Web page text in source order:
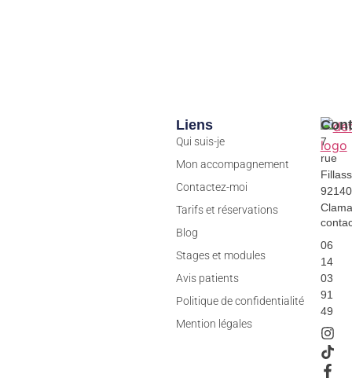
Liens
Qui suis-je
Mon accompagnement
Contactez-moi
Tarifs et réservations
Blog
Stages et modules
Avis patients
Politique de confidentialité
Mention légales
7
rue
92140
06
14
03
91
49